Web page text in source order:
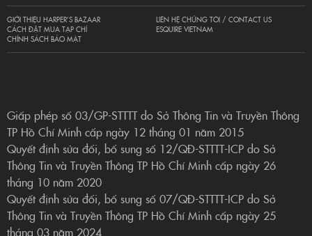
GIỚI THIỆU HARPER’S BAZAAR
CÁCH ĐẶT MUA TẠP CHÍ
CHÍNH SÁCH BẢO MẬT
LIÊN HỆ CHÚNG TÔI / CONTACT US
ESQUIRE VIETNAM
Giấp phép số 03/GP-STTTT do Sở Thông Tin và Truyền Thông
TP Hồ Chí Minh cấp ngày 12 tháng 01 năm 2015
Quyết định sửa đổi, bổ sung số 12/QĐ-STTTT-ICP do Sở
Thông Tin và Truyền Thông TP Hồ Chí Minh cấp ngày 26
tháng 10 năm 2020
Quyết định sửa đổi, bổ sung số 07/QĐ-STTTT-ICP do Sở
Thông Tin và Truyền Thông TP Hồ Chí Minh cấp ngày 25
tháng 03 năm 2024